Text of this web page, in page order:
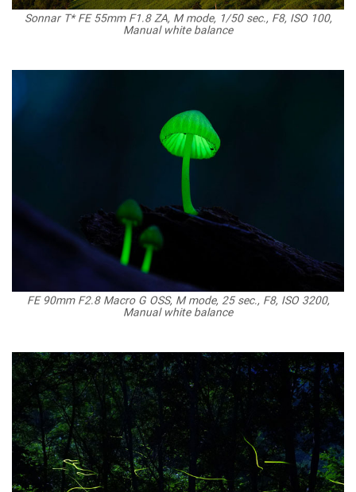
Sonnar T* FE 55mm F1.8 ZA, M mode, 1/50 sec., F8, ISO 100,
Manual white balance
FE 90mm F2.8 Macro G OSS, M mode, 25 sec., F8, ISO 3200,
Manual white balance